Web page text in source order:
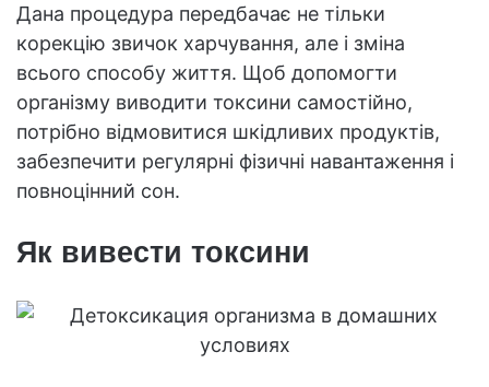
Дана процедура передбачає не тільки
корекцію звичок харчування, але і зміна
всього способу життя. Щоб допомогти
організму виводити токсини самостійно,
потрібно відмовитися шкідливих продуктів,
забезпечити регулярні фізичні навантаження і
повноцінний сон.
Як вивести токсини